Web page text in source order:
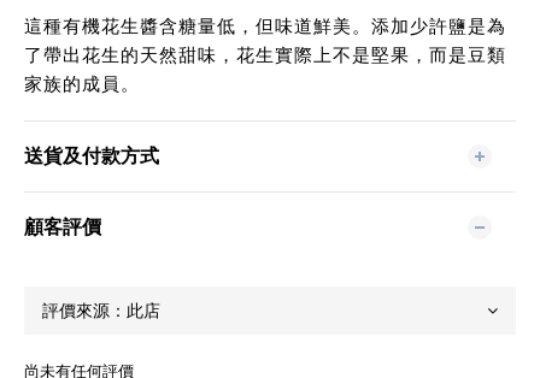
這種有機花生醬含糖量低，但味道鮮美。添加少許鹽是為
了帶出花生的天然甜味，花生實際上不是堅果，而是豆類
家族的成員。
送貨及付款方式
顧客評價
尚未有任何評價